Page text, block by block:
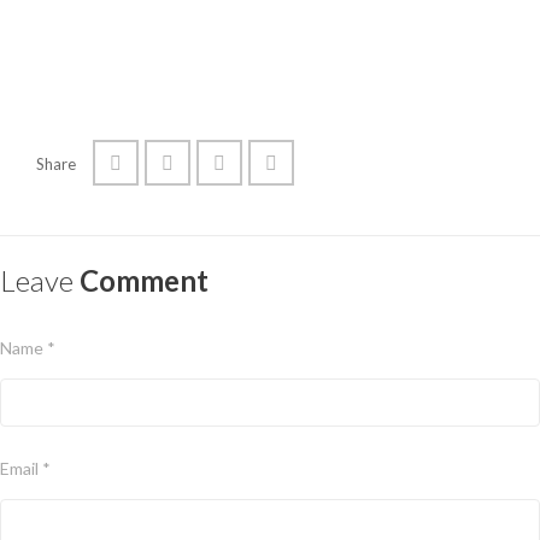
Share
Leave Comment
Name *
Email *